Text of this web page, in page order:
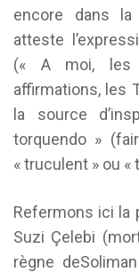
encore dans la
atteste
(« A moi, les
affirmations, les
la source
torquendo »
« truculent » ou «
Refermons ici la
Suzi Çelebi
règne